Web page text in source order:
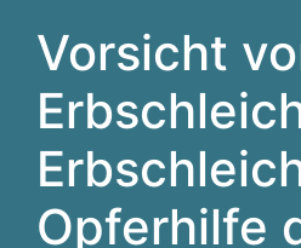
Vorsicht
Opferhilfe